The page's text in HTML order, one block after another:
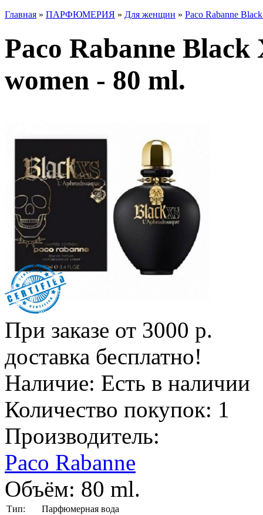
Главная » ПАРФЮМЕРИЯ » Для женщин » Paco Rabanne
Paco Rabanne
women - 80 ml.
При заказе от 3000 р.
доставка бесплатно!
Наличие: Есть в наличии
Количество покупок: 1
Производитель:
Paco Rabanne
Объём: 80 ml.
Тип:
Парфюмерная вода